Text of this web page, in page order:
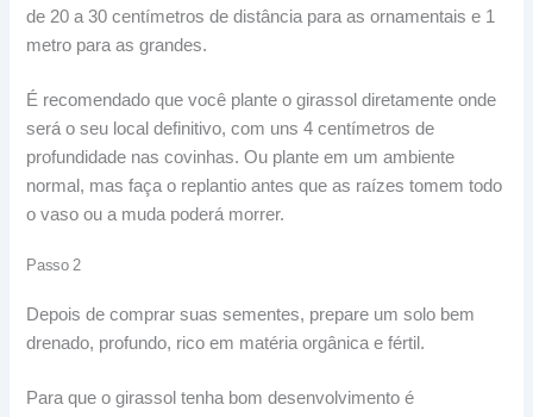
de 20 a 30 centímetros de distância para as ornamentais e 1
metro para as grandes.
É recomendado que você plante o girassol diretamente onde
será o seu local definitivo, com uns 4 centímetros de
profundidade nas covinhas. Ou plante em um ambiente
normal, mas faça o replantio antes que as raízes tomem todo
o vaso ou a muda poderá morrer.
Passo 2
Depois de comprar suas sementes, prepare um solo bem
drenado, profundo, rico em matéria orgânica e fértil.
Para que o girassol tenha bom desenvolvimento é